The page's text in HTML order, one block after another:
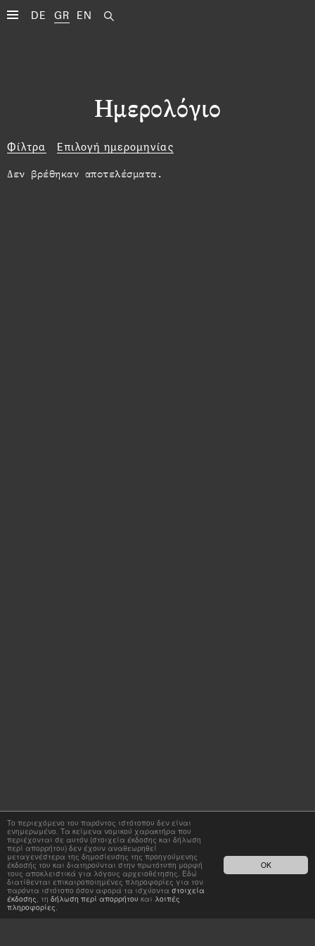
DE GR EN
Ημερολόγιο
Φίλτρα Επιλογή ημερομηνίας
Δεν βρέθηκαν αποτελέσματα.
OK
Το περιεχόμενο του παρόντος ιστότοπου δεν είναι
ενημερωμένο. Τα κείμενα νομικού χαρακτήρα που
περιέχονται σε αυτόν (στοιχεία έκδοσης και δήλωση
περί απορρήτου) δεν έχουν αναθεωρηθεί
μεταγενέστερα της δημοσίευσης της προηγούμενης
έκδοσής του και διατηρούνται στην πρωτότυπη μορφή
τους αποκλειστικά για λόγους αρχειοθέτησης. Εδώ
διατίθενται επικαιροποιημένες πληροφορίες για τον
παρόντα ιστότοπο όσον αφορά τα ισχύοντα στοιχεία
έκδοσης, τη δήλωση περί απορρήτου και λοιπές
πληροφορίες.